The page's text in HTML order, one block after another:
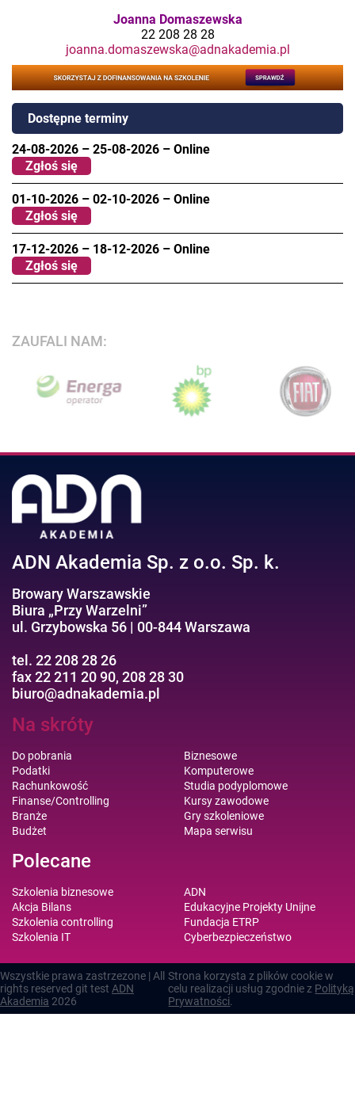
Joanna Domaszewska
22 208 28 28
joanna.domaszewska@adnakademia.pl
Dostępne terminy
24-08-2026 – 25-08-2026 – Online
Zgłoś się
01-10-2026 – 02-10-2026 – Online
Zgłoś się
17-12-2026 – 18-12-2026 – Online
Zgłoś się
ZAUFALI NAM:
ADN Akademia Sp. z o.o. Sp. k.
Browary Warszawskie
Biura „Przy Warzelni”
ul. Grzybowska 56 | 00-844 Warszawa
tel. 22 208 28 26
fax 22 211 20 90, 208 28 30
biuro@adnakademia.pl
Na skróty
Do pobrania
Podatki
Rachunkowość
Finanse/Controlling
Branże
Budżet
Biznesowe
Komputerowe
Studia podyplomowe
Kursy zawodowe
Gry szkoleniowe
Mapa serwisu
Polecane
Szkolenia biznesowe
Akcja Bilans
Szkolenia controlling
Szkolenia IT
ADN
Edukacyjne Projekty Unijne
Fundacja ETRP
Cyberbezpieczeństwo
Wszystkie prawa zastrzezone | All
rights reserved git test ADN
Akademia 2026
Strona korzysta z plików cookie w
celu realizacji usług zgodnie z Polityką
Prywatności.